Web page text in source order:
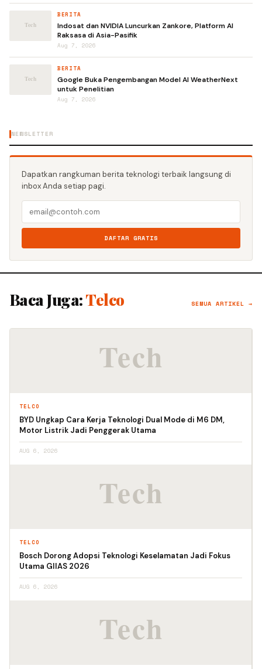
BERITA
Indosat dan NVIDIA Luncurkan Zankore, Platform AI
Raksasa di Asia-Pasifik
Aug 7, 2026
BERITA
Google Buka Pengembangan Model AI WeatherNext
untuk Penelitian
Aug 7, 2026
NEWSLETTER
Dapatkan rangkuman berita teknologi terbaik langsung di
inbox Anda setiap pagi.
DAFTAR GRATIS
Baca Juga:Telco SEMUA ARTIKEL →
TELCO
BYD Ungkap Cara Kerja Teknologi Dual Mode di M6 DM,
Motor Listrik Jadi Penggerak Utama
AUG 6, 2026
TELCO
Bosch Dorong Adopsi Teknologi Keselamatan Jadi Fokus
Utama GIIAS 2026
AUG 6, 2026